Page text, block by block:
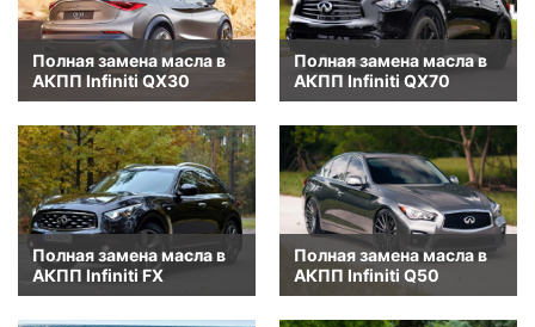
Полная замена масла в
АКПП Infiniti QX30
Полная замена масла в
АКПП Infiniti QX70
Полная замена масла в
АКПП Infiniti FX
Полная замена масла в
АКПП Infiniti Q50